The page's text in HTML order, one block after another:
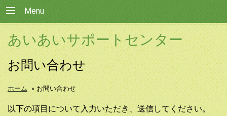
Menu
あいあいサポートセンター
お問い合わせ
ホーム » お問い合わせ
以下の項目について入力いただき、送信してください。